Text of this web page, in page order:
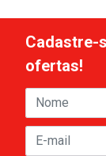
Cadastre-
ofertas!